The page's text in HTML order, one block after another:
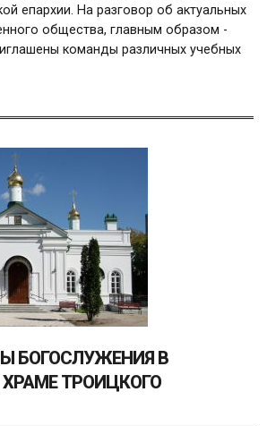
епархии. На разговор об актуальных
общества, главным образом -
команды различных учебных
БОГОСЛУЖЕНИЯ В
ТРОИЦКОГО